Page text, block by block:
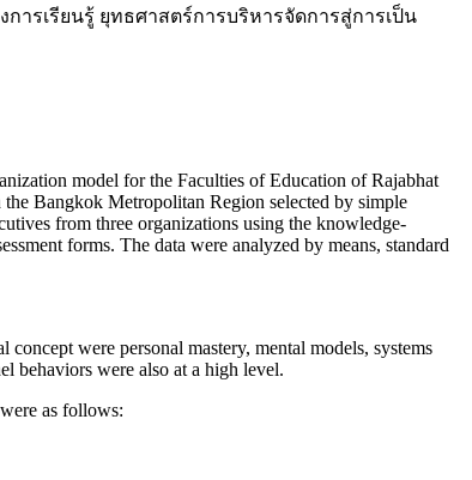
ารเรียนรู้ ยุทธศาสตร์การบริหารจัดการสู่การเป็น
model for the Faculties of Education of Rajabhat
Bangkok Metropolitan Region selected by simple
from three organizations using the knowledge-
forms. The data were analyzed by means, standard
were personal mastery, mental models, systems
behaviors were also at a high level.
as follows: